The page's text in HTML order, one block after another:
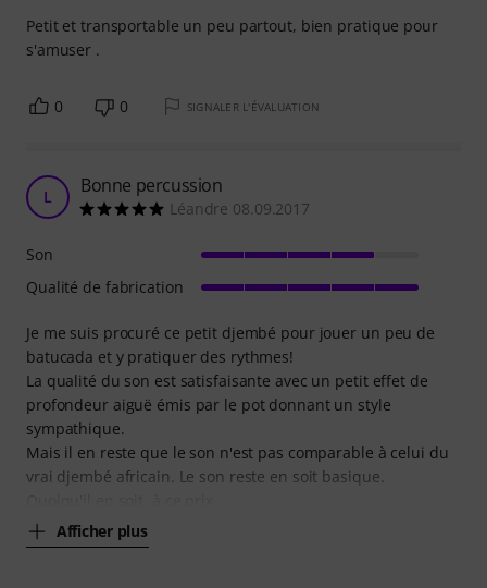
Petit et transportable un peu partout, bien pratique pour
s'amuser .
0 0 SIGNALER L'ÉVALUATION
L Bonne percussion
Léandre 08.09.2017
Je me suis procuré ce petit djembé pour jouer un peu de
batucada et y pratiquer des rythmes!
La qualité du son est satisfaisante avec un petit effet de
profondeur aiguë émis par le pot donnant un style
sympathique.
Mais il en reste que le son n'est pas comparable à celui du
vrai djembé africain. Le son reste en soit basique.
Afficher plus
Son
Qualité de fabrication